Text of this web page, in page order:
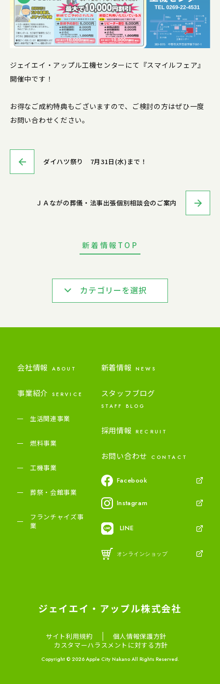
ジェイエイ・アップル工機センターにて『スマイルフェア』
開催中です！
お得なご成約特典もございますので、ご検討の方はぜひ一度
お問い合わせください。
ダイハツ祭り 7月31日(水)まで！
新着情報TOP
ＪＡながの葬儀・法事出張個別相談会のご案内
カテゴリーを選択
ジェイエイ・アップル株式会社
サイト利用規約
個人情報保護方針
カスタマーハラスメントに対する方針
Copyright © 2026 Apple City Nakano All Rights Reserved.
会社情報 ABOUT
事業紹介 SERVICE
生活関連事業
燃料事業
工機事業
葬祭・会館事業
フランチャイズ事
業
新着情報 NEWS
スタッフブログ
STAFF BLOG
採用情報 RECRUIT
お問い合わせ CONTACT
Facebook
Instagram
LINE
オンラインショップ